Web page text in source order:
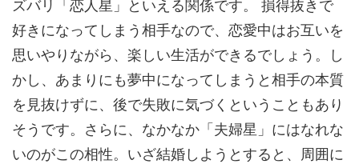
ズバリ「恋人星」といえる関係です。 損得抜きで
好きになってしまう相手なので、恋愛中はお互いを
思いやりながら、楽しい生活ができるでしょう。し
かし、あまりにも夢中になってしまうと相手の本質
を見抜けずに、後で失敗に気づくということもあり
そうです。さらに、なかなか「夫婦星」にはなれな
いのがこの相性。いざ結婚しようとすると、周囲に